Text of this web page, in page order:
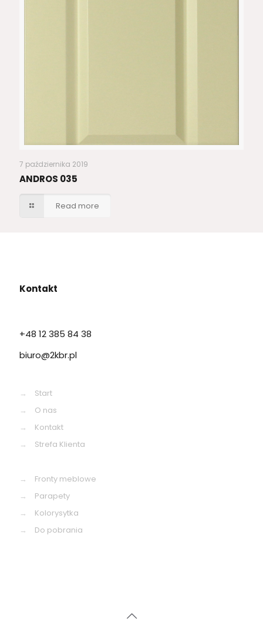
7 października 2019
ANDROS 035
Read more
Kontakt
+48 12 385 84 38
biuro@2kbr.pl
→
Start
→
O nas
→
Kontakt
→
Strefa Klienta
→
Fronty meblowe
→
Parapety
→
Kolorysytka
→
Do pobrania